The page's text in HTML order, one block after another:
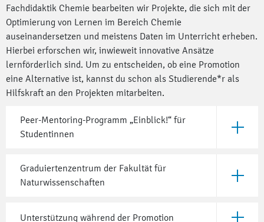
Fachdidaktik Chemie bearbeiten wir Projekte, die sich mit der
Optimierung von Lernen im Bereich Chemie
auseinandersetzen und meistens Daten im Unterricht erheben.
Hierbei erforschen wir, inwieweit innovative Ansätze
lernförderlich sind. Um zu entscheiden, ob eine Promotion
eine Alternative ist, kannst du schon als Studierende*r als
Hilfskraft an den Projekten mitarbeiten.
Peer-Mentoring-Programm „Einblick!“ für
Studentinnen
Öffne
Graduiertenzentrum der Fakultät für
Naturwissenschaften
Öffne
Unterstützung während der Promotion